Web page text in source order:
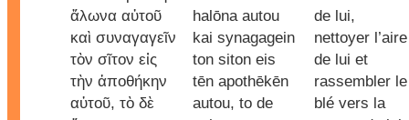
ἅλωνα αὐτοῦ
καὶ συναγαγεῖν
τὸν σῖτον εἰς
τὴν ἀποθήκην
αὐτοῦ, τὸ δὲ
halōna autou
kai synagagein
ton siton eis
tēn apothēkēn
autou, to de
de lui,
nettoyer l’aire
de lui et
rassembler le
blé vers la